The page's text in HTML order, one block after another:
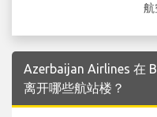
航
Azerbaijan Airlines 在
离开哪些航站楼？